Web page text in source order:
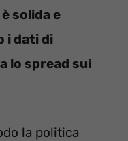
solida e
i dati di
lo spread sui
la politica